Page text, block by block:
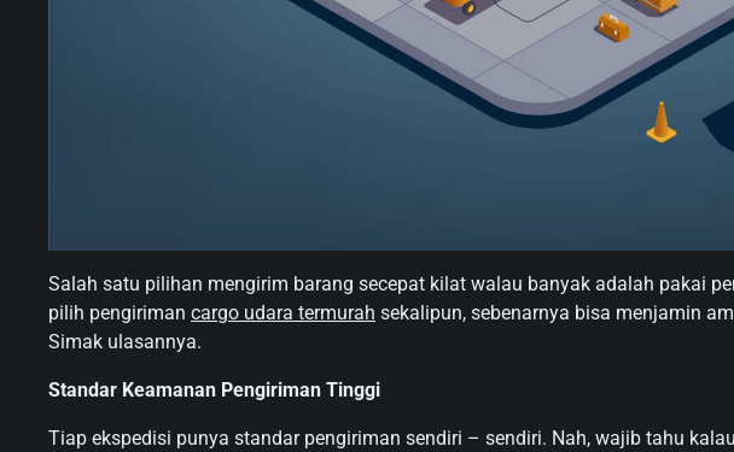
Salah satu pilihan mengirim barang secepat kilat walau banyak adalah pakai
pilih pengiriman cargo udara termurah sekalipun, sebenarnya bisa menjamin
Simak ulasannya.
Standar Keamanan Pengiriman Tinggi
Tiap ekspedisi punya standar pengiriman sendiri – sendiri. Nah, wajib tahu